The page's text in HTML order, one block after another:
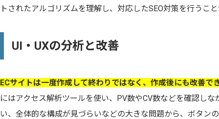
トされたアルゴリズムを理解し、対応したSEO対策を行うこ
UI・UXの分析と改善
ECサイトは一度作成して終わりではなく、作成後にも改善で
にはアクセス解析ツールを使い、PV数やCV数などを確認し
い、全体的な構成が見づらいなどの大きな問題から、ボタン